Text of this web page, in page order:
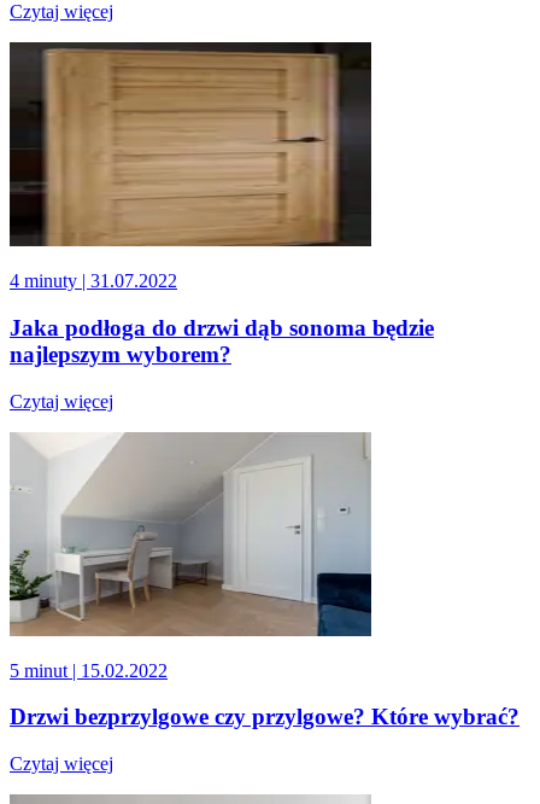
Czytaj więcej
4 minuty | 31.07.2022
Jaka podłoga do drzwi dąb sonoma będzie
najlepszym wyborem?
Czytaj więcej
5 minut | 15.02.2022
Drzwi bezprzylgowe czy przylgowe? Które wybrać?
Czytaj więcej